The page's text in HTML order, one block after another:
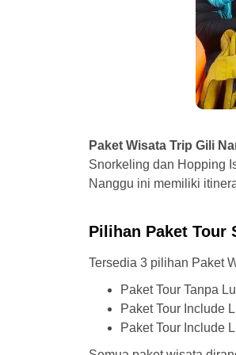
Paket Wisata Trip Gili
Snorkeling dan Hopping
Nanggu ini memiliki
Pilihan Paket Tour
Tersedia 3 pilihan Paket
Paket Tour Tanpa
Paket Tour Include
Paket Tour Include